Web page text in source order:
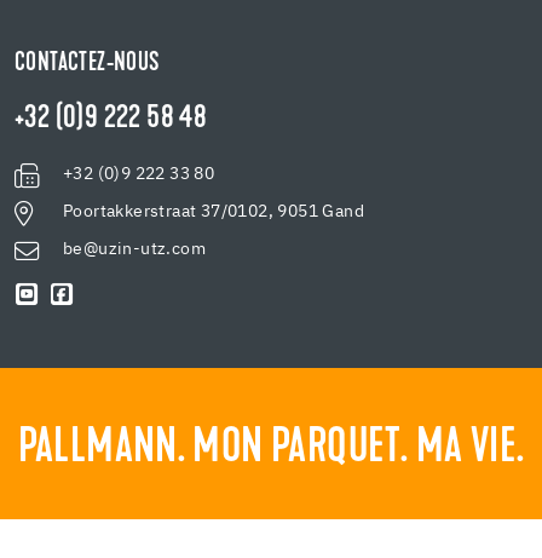
CONTACTEZ-NOUS
+32 (0)9 222 58 48
+32 (0)9 222 33 80
Poortakkerstraat 37/0102, 9051 Gand
be@uzin-utz.com
PALLMANN. MON PARQUET. MA VIE.